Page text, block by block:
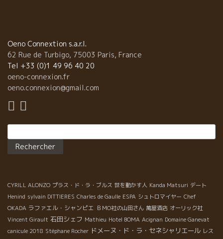
ものを食べながら楽しむタパス・バーがいたるところにある。
小路に入ったところに粋な店が見えてきた。 そこ
が自然派ワインが飲めるレストランLa Casa del Perro ラ・カサ・
デル・ぺロだった。 もうオープンして１５年もたっているとのこ
と。 店に入ると左の壁一面にワインボトルの絵が描かれいて、真
が、今夜グラスワインとして提供されているもの。 客席は２階に
った。 さあ、マラガを食べて飲むぞ！！
Oeno Connextion s.a.r.l.
62 Rue de Turbigo, 75003 Paris, France
Tel +33 (0)1 49 96 40 20
oeno-connexion.fr
oeno.connexion@gmail.com
CYRILL ALONZO プラス・ド・ラ・ブルス 世を動かす人 Kanda Matsuri デート
Henind sylvain DITTIERES Charles de Gaulle ESPA シュトロマイヤー Chef
OKADA ラファエル・シャンピエ ＢＭО社の山田さん 萬屋酒店 オーリック社
Vincent Girault 石田シェフ Mathieu Hotel BOMA Acignan Domaine Ganevat
canicule 2018 Stéphane Rocher ドメーヌ・ド・ラ・セネシャリエール レス